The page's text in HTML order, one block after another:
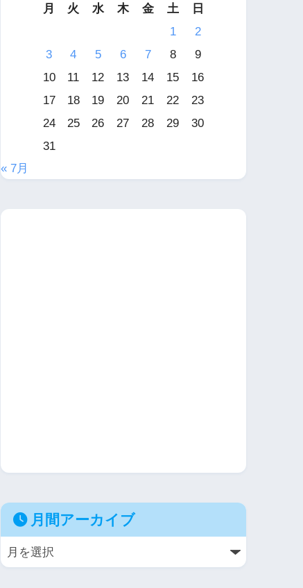
月
火 水 木 金 土
日
1
2
3
4 5 6 7 8
9
10
11 12 13 14 15
16
17
18 19 20 21 22
23
24
25 26 27 28 29
30
31
« 7月
月間アーカイブ